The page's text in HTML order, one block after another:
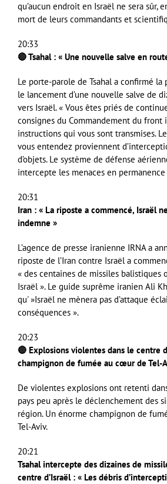
qu’aucun endroit en Israël ne sera sûr,
mort de leurs commandants et
20:33
🔴 Tsahal : « Une nouvelle salve en
Le porte-parole de Tsahal a confirmé
le lancement d’une nouvelle salve de
vers Israël. « Vous êtes priés de
consignes du Commandement du
instructions qui vous sont transmises.
vous entendez proviennent
d’objets. Le système de défense
intercepte les menaces en
20:31
Iran : « La riposte a commencé, Israël
indemne »
L’agence de presse iranienne IRNA a
riposte de l’Iran contre Israël a
« des centaines de missiles balistiques
Israël ». Le guide suprême iranien Ali
qu' »Israël ne mènera pas d’attaque
conséquences ».
20:23
🔴 Explosions violentes dans le centre
champignon de fumée au cœur de Tel-
De violentes explosions ont retenti
pays peu après le déclenchement des
région. Un énorme champignon de
Tel-Aviv.
20:21
Tsahal intercepte des dizaines de
centre d’Israël : « Les débris